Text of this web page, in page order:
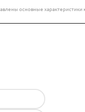
основные